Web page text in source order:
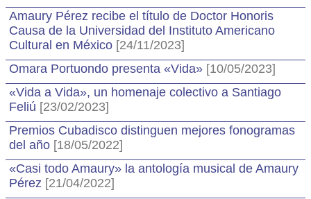
Amaury Pérez recibe el título de Doctor Honoris
Causa de la Universidad del Instituto Americano
Cultural en México [24/11/2023]
Omara Portuondo presenta «Vida» [10/05/2023]
«Vida a Vida», un homenaje colectivo a Santiago
Feliú [23/02/2023]
Premios Cubadisco distinguen mejores fonogramas
del año [18/05/2022]
«Casi todo Amaury» la antología musical de Amaury
Pérez [21/04/2022]